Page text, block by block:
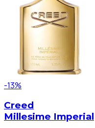
-13%
Creed
Millesime Imperial